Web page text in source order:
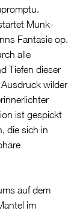
Munk-
Fantasie op.
alle
Tiefen dieser
wilder
ist gespickt
die sich in
auf dem
im